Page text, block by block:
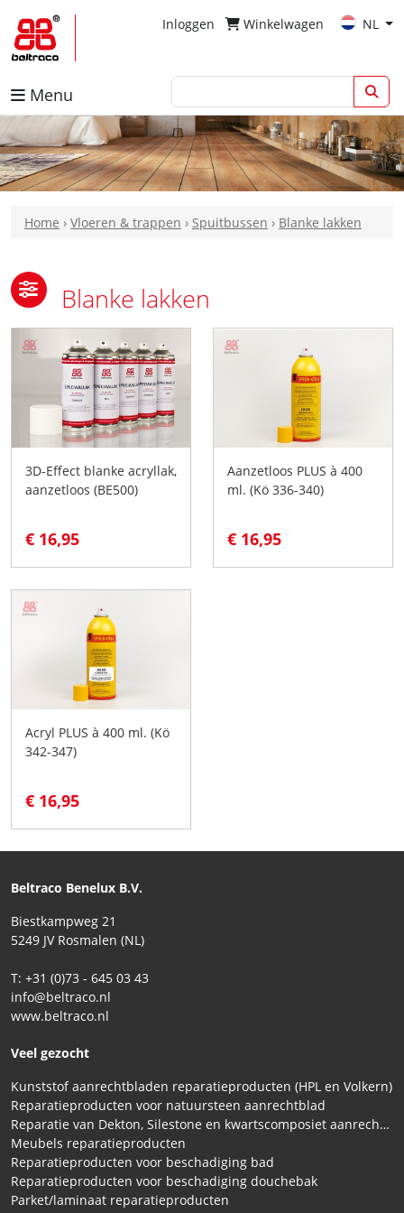
Inloggen Winkelwagen NL
Menu
Home › Vloeren & trappen › Spuitbussen › Blanke lakken
Blanke lakken
3D-Effect blanke acryllak,
aanzetloos (BE500)
€ 16,95
Aanzetloos PLUS à 400
ml. (Kö 336-340)
€ 16,95
Acryl PLUS à 400 ml. (Kö
342-347)
€ 16,95
Beltraco Benelux B.V.
Biestkampweg 21
5249 JV Rosmalen (NL)
T: +31 (0)73 - 645 03 43
info@beltraco.nl
www.beltraco.nl
Veel gezocht
Kunststof aanrechtbladen reparatieproducten (HPL en Volkern)
Reparatieproducten voor natuursteen aanrechtblad
Reparatie van Dekton, Silestone en kwartscomposiet aanrechtbladen
Meubels reparatieproducten
Reparatieproducten voor beschadiging bad
Reparatieproducten voor beschadiging douchebak
Parket/laminaat reparatieproducten